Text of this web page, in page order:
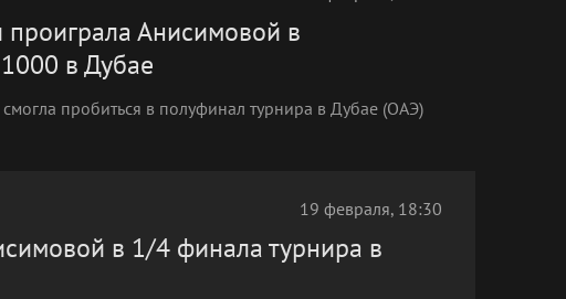
Анисимовой в
в Дубае
пробиться в полуфинал турнира в Дубае (ОАЭ)
19 февраля, 18:30
в 1/4 финала турнира в